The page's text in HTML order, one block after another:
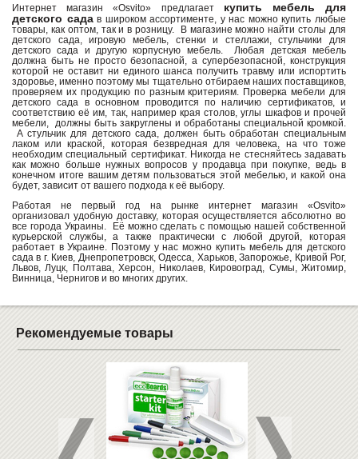
Интернет магазин «Osvito» предлагает купить мебель для
детского садав широком ассортименте, у нас можно купить любые
товары, как оптом, так и в розницу. В магазине можно найти столы для
детского сада, игровую мебель, стенки и стеллажи, стульчики для
детского сада и другую корпусную мебель. Любая детская мебель
должна быть не просто безопасной, а супербезопасной, конструкция
которой не оставит ни единого шанса получить травму или испортить
здоровье, именно поэтому мы тщательно отбираем наших поставщиков,
проверяем их продукцию по разным критериям. Проверка мебели для
детского сада в основном проводится по наличию сертификатов, и
соответствию её им, так, например края столов, углы шкафов и прочей
мебели, должны быть закруглены и обработаны специальной кромкой.
А стульчик для детского сада, должен быть обработан специальным
лаком или краской, которая безвредная для человека, на что тоже
необходим специальный сертификат. Никогда не стесняйтесь задавать
как можно больше нужных вопросов у продавца при покупке, ведь в
конечном итоге вашим детям пользоваться этой мебелью, и какой она
будет, зависит от вашего подхода к её выбору.
Работая не первый год на рынке интернет магазин «Osvito»
организовал удобную доставку, которая осуществляется абсолютно во
все города Украины. Её можно сделать с помощью нашей собственной
курьерской службы, а также практически с любой другой, которая
работает в Украине. Поэтому у нас можно купить мебель для детского
сада в г. Киев, Днепропетровск, Одесса, Харьков, Запорожье, Кривой Рог,
Львов, Луцк, Полтава, Херсон, Николаев, Кировоград, Сумы, Житомир,
Винница, Чернигов и во многих других.
Рекомендуемые товары